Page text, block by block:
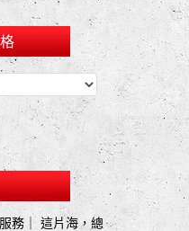
務｜ 這片海，總